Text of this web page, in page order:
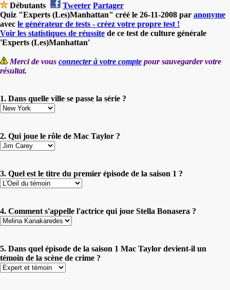
Débutants Tweeter Partager
Quiz "Experts (Les)Manhattan" créé le 26-11-2008 par anonyme
avec le générateur de tests - créez votre propre test !
Voir les statistiques de réussite de ce test de culture générale
'Experts (Les)Manhattan'
Merci de vous connecter à votre compte pour sauvegarder votre
résultat.
1. Dans quelle ville se passe la série ?
2. Qui joue le rôle de Mac Taylor ?
3. Quel est le titre du premier épisode de la saison 1 ?
4. Comment s'appelle l'actrice qui joue Stella Bonasera ?
5. Dans quel épisode de la saison 1 Mac Taylor devient-il un
témoin de la scène de crime ?